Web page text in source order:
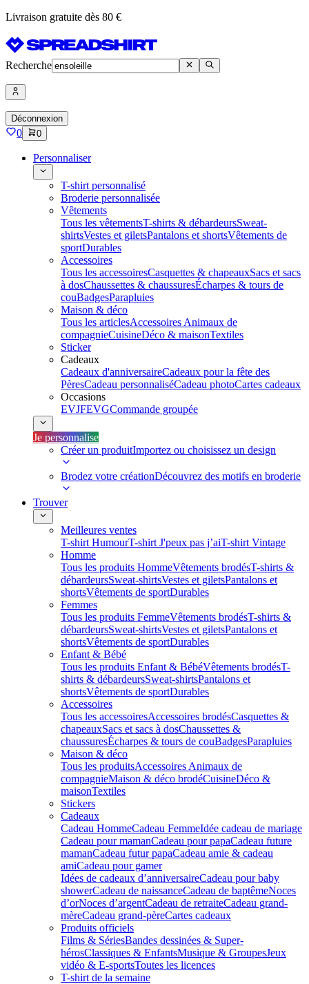
Livraison gratuite dès 80 €
Recherche
Déconnexion
0 0
Personnaliser
T-shirt personnalisé
Broderie personnalisée
Vêtements
Tous les vêtementsT-shirts & débardeursSweat-
shirtsVestes et giletsPantalons et shortsVêtements de
sportDurables
Accessoires
Tous les accessoiresCasquettes & chapeauxSacs et sacs
à dosChaussettes & chaussuresÉcharpes & tours de
couBadgesParapluies
Maison & déco
Tous les articlesAccessoires Animaux de
compagnieCuisineDéco & maisonTextiles
Sticker
Cadeaux
Cadeaux d'anniversaireCadeaux pour la fête des
PèresCadeau personnaliséCadeau photoCartes cadeaux
Occasions
EVJFEVGCommande groupée
Je personnalise
Créer un produitImportez ou choisissez un design
Brodez votre créationDécouvrez des motifs en broderie
Trouver
Meilleures ventes
T-shirt HumourT-shirt J'peux pas j’aiT-shirt Vintage
Homme
Tous les produits HommeVêtements brodésT-shirts &
débardeursSweat-shirtsVestes et giletsPantalons et
shortsVêtements de sportDurables
Femmes
Tous les produits FemmeVêtements brodésT-shirts &
débardeursSweat-shirtsVestes et giletsPantalons et
shortsVêtements de sportDurables
Enfant & Bébé
Tous les produits Enfant & BébéVêtements brodésT-
shirts & débardeursSweat-shirtsPantalons et
shortsVêtements de sportDurables
Accessoires
Tous les accessoiresAccessoires brodésCasquettes &
chapeauxSacs et sacs à dosChaussettes &
chaussuresÉcharpes & tours de couBadgesParapluies
Maison & déco
Tous les produitsAccessoires Animaux de
compagnieMaison & déco brodéCuisineDéco &
maisonTextiles
Stickers
Cadeaux
Cadeau HommeCadeau FemmeIdée cadeau de mariage​
Cadeau pour mamanCadeau pour papaCadeau future
mamanCadeau futur papaCadeau amie & cadeau
amiCadeau pour gamer
Idées de cadeaux d’anniversaireCadeau pour baby
showerCadeau de naissanceCadeau de baptêmeNoces
d’orNoces d’argentCadeau de retraiteCadeau grand-
mèreCadeau grand-pèreCartes cadeaux
Produits officiels
Films & SériesBandes dessinées & Super-
hérosClassiques & EnfantsMusique & GroupesJeux
vidéo & E-sportsToutes les licences
T-shirt de la semaine